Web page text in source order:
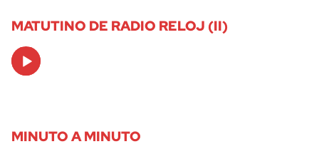
MATUTINO DE RADIO RELOJ (II)
Audio
Player
MINUTO A MINUTO